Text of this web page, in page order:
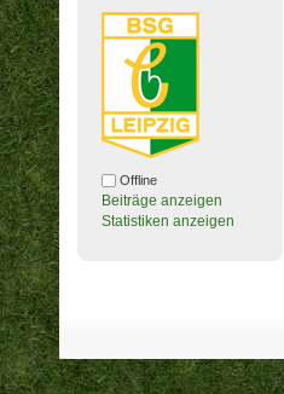
Offline
Beiträge anzeigen
Statistiken anzeigen